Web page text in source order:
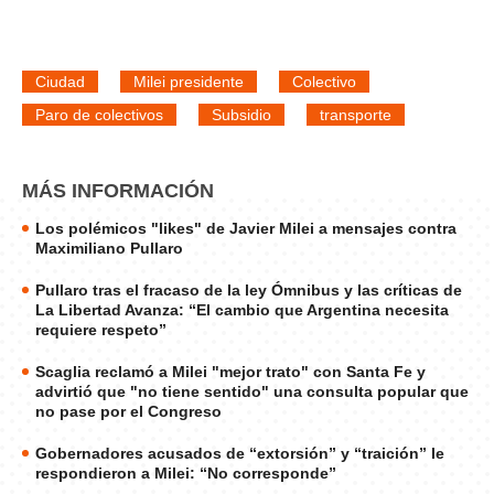
Ciudad Milei presidente
Colectivo
Paro de colectivos
Subsidio transporte
MÁS INFORMACIÓN
Los polémicos "likes" de Javier Milei a mensajes contra
Maximiliano Pullaro
Pullaro tras el fracaso de la ley Ómnibus y las críticas de
La Libertad Avanza: “El cambio que Argentina necesita
requiere respeto”
Scaglia reclamó a Milei "mejor trato" con Santa Fe y
advirtió que "no tiene sentido" una consulta popular que
no pase por el Congreso
Gobernadores acusados de “extorsión” y “traición” le
respondieron a Milei: “No corresponde”